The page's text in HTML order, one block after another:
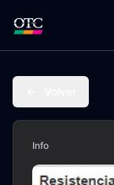
Info